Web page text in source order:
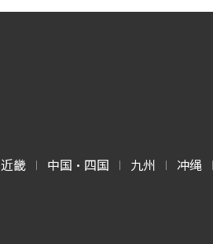
近畿 | 中国・四国 | 九州 | 冲绳 |